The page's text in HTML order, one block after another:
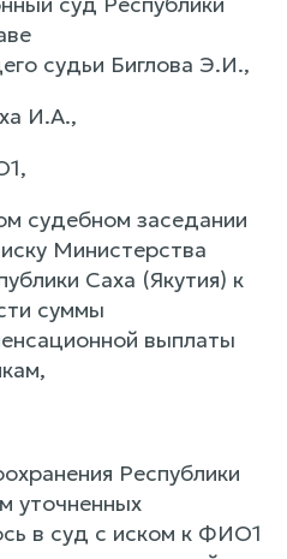
судьи Биглова Э.И.,
И.А.,
судебном заседании
Министерства
Саха (Якутия) к
суммы
выплаты
Республики
уточненных
в суд с иском к ФИО1